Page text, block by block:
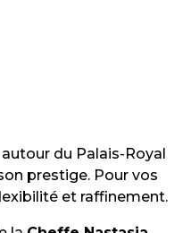
du Palais-Royal
prestige. Pour vos
et raffinement.